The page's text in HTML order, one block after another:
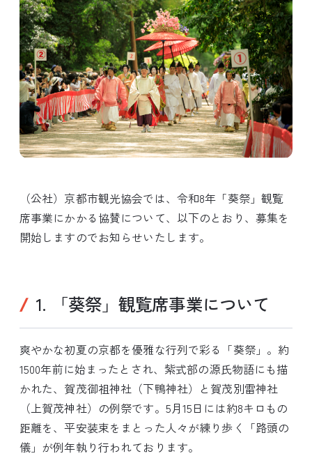
（公社）京都市観光協会では、令和8年「葵祭」観覧
席事業にかかる協賛について、以下のとおり、募集を
開始しますのでお知らせいたします。
1. 「葵祭」観覧席事業について
爽やかな初夏の京都を優雅な行列で彩る「葵祭」。約
1500年前に始まったとされ、紫式部の源氏物語にも描
かれた、賀茂御祖神社（下鴨神社）と賀茂別雷神社
（上賀茂神社）の例祭です。5月15日には約8キロもの
距離を、平安装束をまとった人々が練り歩く「路頭の
儀」が例年執り行われております。